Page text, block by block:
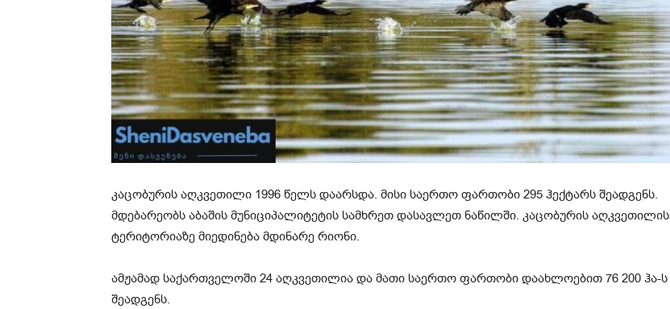
კაცობურის აღკვეთილი 1996 წელს დაარსდა. მისი საერთო ფართობი 295 ჰექტარს შეადგენს.
მდებარეობს აბაშის მუნიციპალიტეტის სამხრეთ დასავლეთ ნაწილში. კაცობურის აღკვეთილის
ტერიტორიაზე მიედინება მდინარე რიონი.
ამჟამად საქართველოში 24 აღკვეთილია და მათი საერთო ფართობი დაახლოებით 76 200 ჰა-ს
შეადგენს.